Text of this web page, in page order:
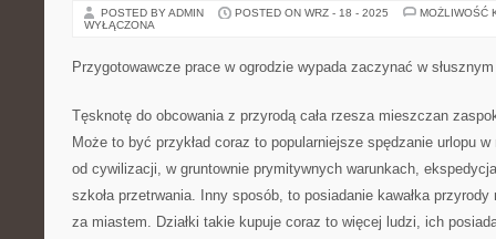
POSTED BY ADMIN POSTED ON WRZ - 18 - 2025
MOŻLIWOŚĆ
WYŁĄCZONA
Przygotowawcze prace w ogrodzie wypada zaczynać w
Tęsknotę do obcowania z przyrodą cała rzesza mieszczan
Może to być przykład coraz to popularniejsze spędzanie urlopu
od cywilizacji, w gruntownie prymitywnych warunkach,
szkoła przetrwania. Inny sposób, to posiadanie kawałka przyrody
za miastem. Działki takie kupuje coraz to więcej ludzi, ich